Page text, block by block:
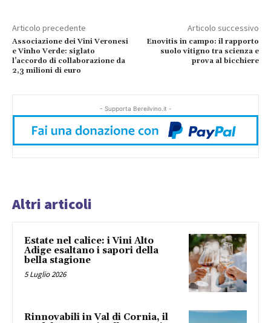
Articolo precedente
Associazione dei Vini Veronesi
e Vinho Verde: siglato
l’accordo di collaborazione da
2,3 milioni di euro
Articolo successivo
Enovitis in campo: il rapporto
suolo vitigno tra scienza e
prova al bicchiere
- Supporta Bereilvino.it -
Altri articoli
Estate nel calice: i Vini Alto
Adige esaltano i sapori della
bella stagione
5 Luglio 2026
Rinnovabili in Val di Cornia, il